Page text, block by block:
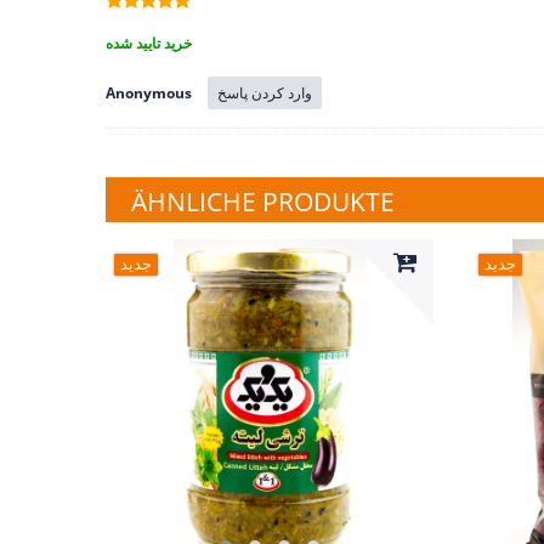
خرید تایید شده
Anonymous وارد کردن پاسخ
ÄHNLICHE PRODUKTE
جدید جدید